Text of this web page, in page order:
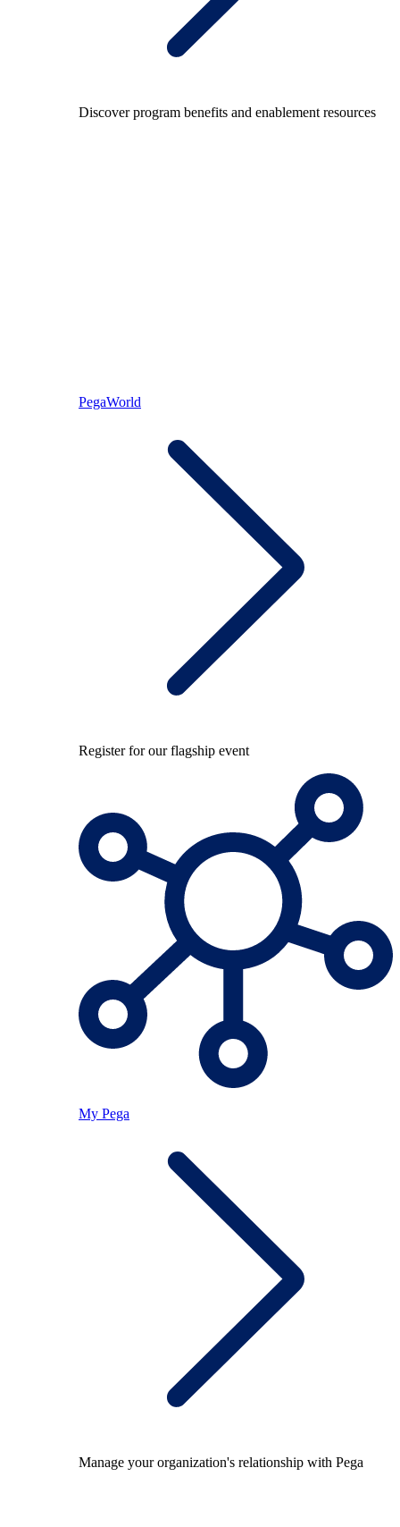
Discover program benefits and enablement resources
PegaWorld
Register for our flagship event
My Pega
Manage your organization's relationship with Pega